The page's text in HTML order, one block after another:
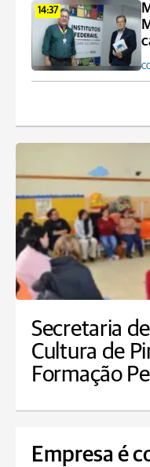
14:37
Secretaria
Cultura de
Formação
Empresa é